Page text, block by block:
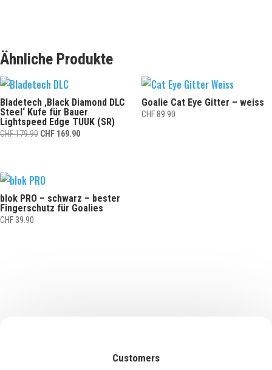
Ähnliche Produkte
Bladetech ‚Black Diamond DLC
Steel‘ Kufe für Bauer
Lightspeed Edge TUUK (SR)
CHF179.90 Ursprünglicher
CHF 179.90
CHF 169.90Aktueller
Goalie Cat Eye Gitter – weiss
CHF89.90
blok PRO – schwarz – bester
Fingerschutz für Goalies
CHF 39.90
Customers